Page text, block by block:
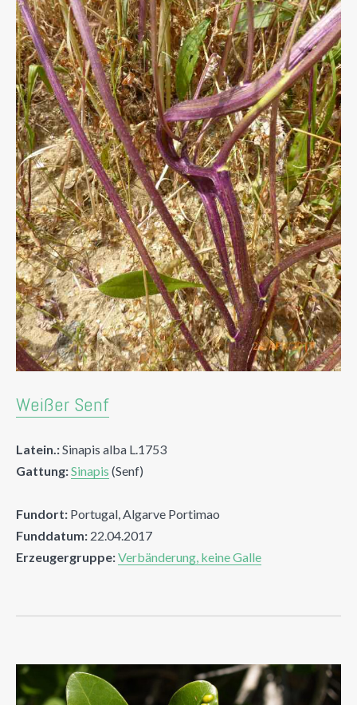
Weißer Senf
Latein.:Sinapis alba L.1753
Gattung:Sinapis (Senf)
Fundort: Portugal, Algarve Portimao
Funddatum: 22.04.2017
Erzeugergruppe:Verbänderung, keine Galle